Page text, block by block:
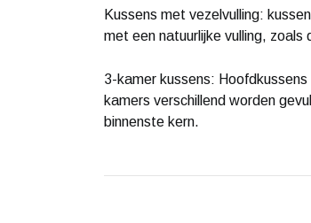
Kussens met vezelvulling:
met een natuurlijke vulling, zoals
3-kamer kussens:
kamers verschillend worden
binnenste kern.